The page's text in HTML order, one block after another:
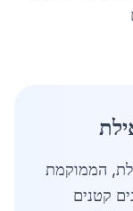
הממוקמת
קטנים